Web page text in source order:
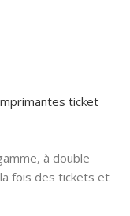
ticket
à double
fois des tickets et